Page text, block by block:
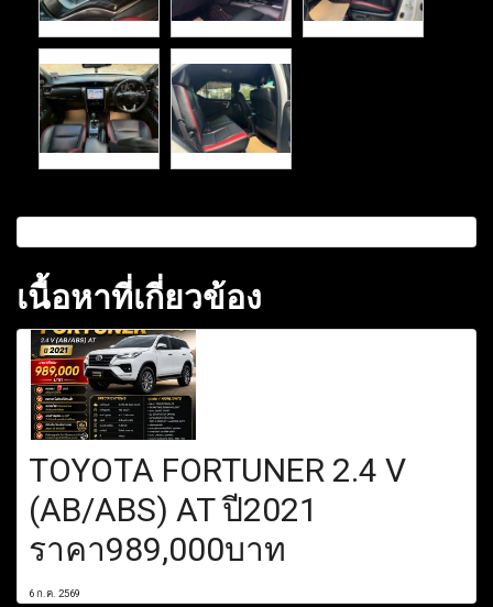
เนื้อหาที่เกี่ยวข้อง
TOYOTA FORTUNER 2.4 V
(AB/ABS) AT ปี2021
ราคา989,000บาท
6 ก.ค. 2569